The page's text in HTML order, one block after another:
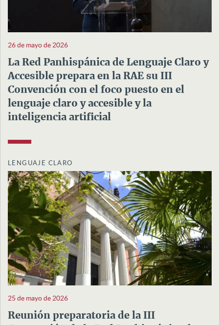
26 de mayo de 2026
La Red Panhispánica de Lenguaje Claro y
Accesible prepara en la RAE su III
Convención con el foco puesto en el
lenguaje claro y accesible y la
inteligencia artificial
LENGUAJE CLARO
25 de mayo de 2026
Reunión preparatoria de la III